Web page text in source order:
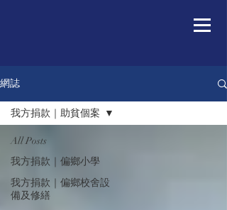
網誌
All Posts
我方捐款｜偏鄉小學
我方捐款｜偏鄉校舍設
備及修繕
我方捐款｜助貧個案